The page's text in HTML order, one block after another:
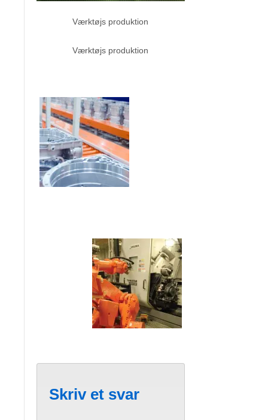
Værktøjs produktion
Værktøjs produktion
Skriv et svar